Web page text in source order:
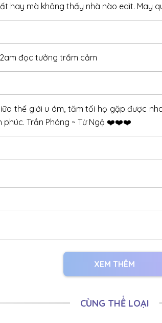
hay mà không thấy nhà nào edit. May
đọc tưởng trầm cảm
thế giới u ám, tăm tối họ gặp được
phúc. Trần Phóng ~ Từ Ngộ ❤️❤️❤️
XEM THÊM
CÙNG THỂ LOẠI